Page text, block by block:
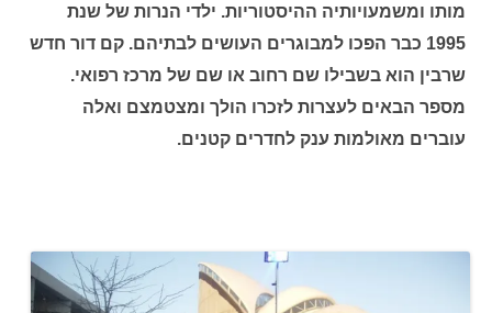
מותו ומשמעויותיה ההיסטוריות. ילדי הנרות של שנת
1995 כבר הפכו למבוגרים העושים לבתיהם. קם דור חדש
שרבין הוא בשבילו שם רחוב או שם של מרכז רפואי.
מספר הבאים לעצרות לזכרו הולך ומצטמצם ואלה
עוברים מאולמות ענק לחדרים קטנים.